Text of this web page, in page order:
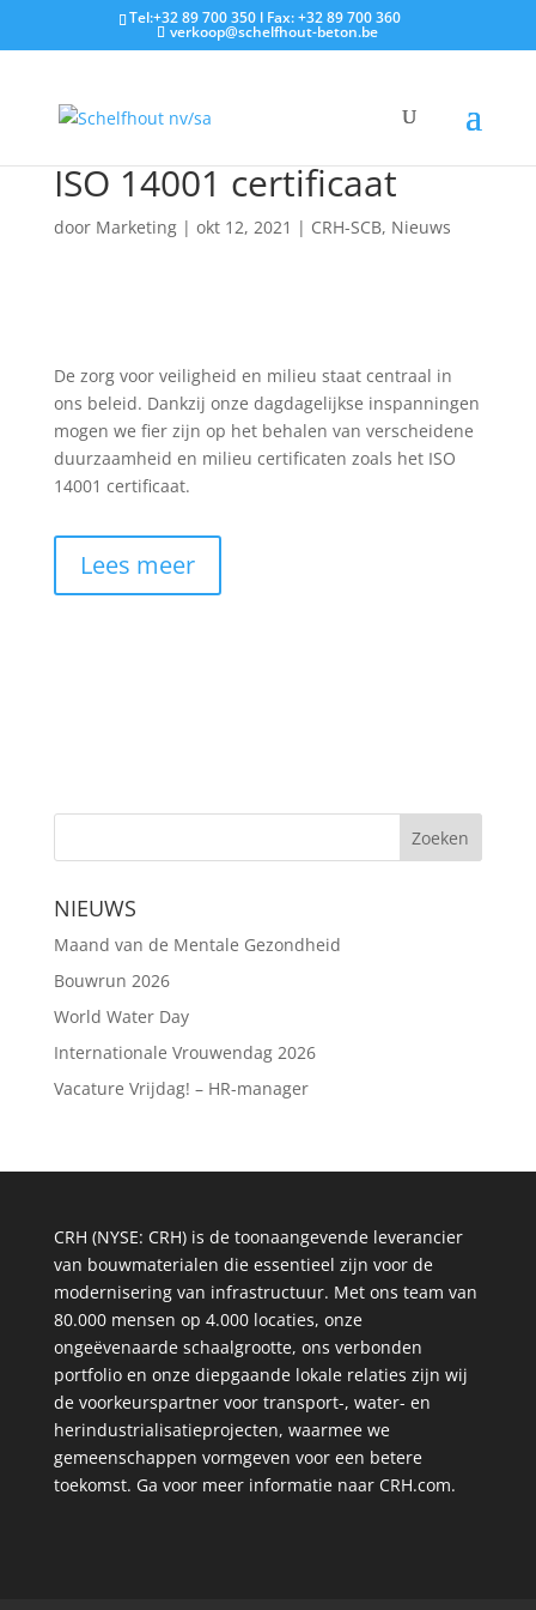
Tel:+32 89 700 350 l Fax: +32 89 700 360
verkoop@schelfhout-beton.be
ISO 14001 certificaat
door Marketing| okt 12, 2021 | CRH-SCB, Nieuws
De zorg voor veiligheid en milieu staat centraal in
ons beleid. Dankzij onze dagdagelijkse inspanningen
mogen we fier zijn op het behalen van verscheidene
duurzaamheid en milieu certificaten zoals het ISO
14001 certificaat.
Lees meer
NIEUWS
Maand van de Mentale Gezondheid
Bouwrun 2026
World Water Day
Internationale Vrouwendag 2026
Vacature Vrijdag! – HR-manager
CRH (NYSE: CRH) is de toonaangevende leverancier
van bouwmaterialen die essentieel zijn voor de
modernisering van infrastructuur. Met ons team van
80.000 mensen op 4.000 locaties, onze
ongeëvenaarde schaalgrootte, ons verbonden
portfolio en onze diepgaande lokale relaties zijn wij
de voorkeurspartner voor transport-, water- en
herindustrialisatieprojecten, waarmee we
gemeenschappen vormgeven voor een betere
toekomst. Ga voor meer informatie naar CRH.com.